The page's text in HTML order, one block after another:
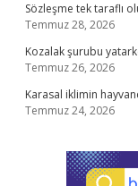
Sözleşme tek taraflı
Temmuz 28, 2026
Kozalak şurubu
Temmuz 26, 2026
Karasal iklimin
Temmuz 24, 2026